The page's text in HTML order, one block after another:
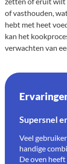
of vasthouden,
hebt met heet
kan het
verwachten van
Supersnel
Veel
handige
De oven